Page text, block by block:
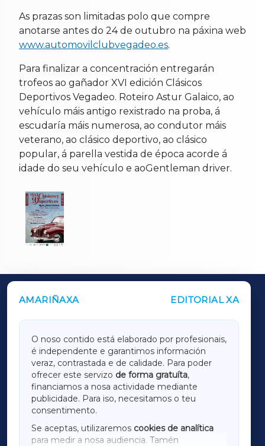
As prazas son limitadas polo que compre
anotarse antes do 24 de outubro na páxina web
www.automovilclubvegadeo.es.
Para finalizar a concentración entregarán
trofeos ao gañador XVI edición Clásicos
Deportivos Vegadeo. Roteiro Astur Galaico, ao
vehículo máis antigo rexistrado na proba, á
escudaría máis numerosa, ao condutor máis
veterano, ao clásico deportivo, ao clásico
popular, á parella vestida de época acorde á
idade do seu vehículo e aoGentleman driver.
AMARIÑAXA EDITORIAL XA
O noso contido está elaborado por profesionais,
é independente e garantimos información
veraz, contrastada e de calidade. Para poder
ofrecer este servizo de forma gratuíta,
financiamos a nosa actividade mediante
publicidade. Para iso, necesitamos o teu
consentimento.
Se aceptas, utilizaremos cookies de analítica
para medir a nosa audiencia. Tamén
OUTROS PERIÓDICOS
LUGOXA
TERRACHAXA